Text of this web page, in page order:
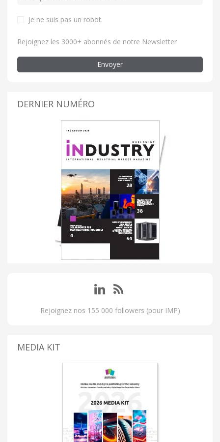
Je ne suis pas un robot.
Rejoignez les 3000+ abonnés de notre Newsletter
Envoyer
DERNIER NUMÉRO
Rejoignez nos 155 000 followers (pour IMP)
MEDIA KIT